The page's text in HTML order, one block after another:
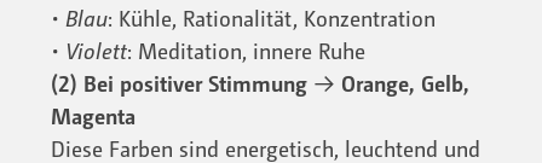
• Blau: Kühle, Rationalität, Konzentration
• Violett: Meditation, innere Ruhe
(2) Bei positiver Stimmung→ Orange, Gelb,
Magenta
Diese Farben sind energetisch, leuchtend und